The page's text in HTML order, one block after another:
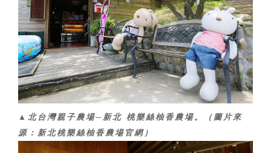
▲北台灣親子農場─新北 桃樂絲柚香農場。（圖片來
源：新北桃樂絲柚香農場官網）